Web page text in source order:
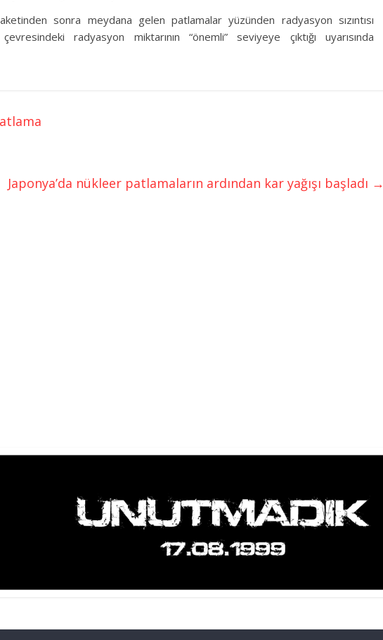
sonra meydana gelen patlamalar yüzünden radyasyon sızıntısı
radyasyon miktarının “önemli” seviyeye çıktığı uyarısında
Japonya’da nükleer patlamaların ardından kar yağışı başladı →